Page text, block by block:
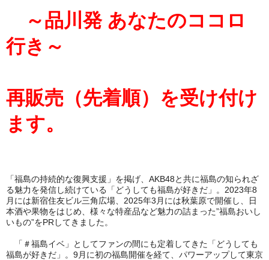
～品川発 あなたのココロ
行き～
再販売（先着順）を受け付け
ます。
「福島の持続的な復興支援」を掲げ、AKB48と共に福島の知られざ
る魅力を発信し続けている「どうしても福島が好きだ」。2023年8
月には新宿住友ビル三角広場、2025年3月には秋葉原で開催し、日
本酒や果物をはじめ、様々な特産品など魅力の詰まった”福島おいし
いもの”をPRしてきました。
「＃福島イベ」としてファンの間にも定着してきた「どうしても
福島が好きだ」。9月に初の福島開催を経て、パワーアップして東京